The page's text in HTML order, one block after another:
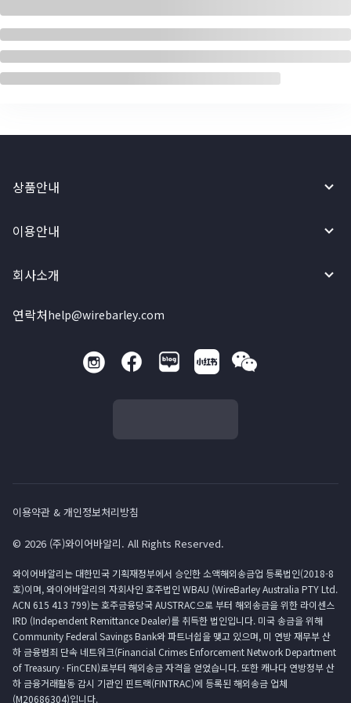
상품안내
이용안내
회사소개
연락처help@wirebarley.com
이용약관 & 개인정보처리방침
© 2026 (주)와이어바알리. All Rights Reserved.
와이어바알리는 대한민국 기획재정부에서 승인한 소액해외송금업 등록법인(2018-8
호)이며, 와이어바알리의 자회사인 호주법인 WBAU (WireBarley Australia PTY Ltd.
ACN 615 413 799)는 호주금융당국 AUSTRAC으로 부터 해외송금을 위한 라이센스
IRD (Independent Remittance Dealer)를 취득한 법인입니다. 미국 송금을 위해
Community Federal Savings Bank와 파트너쉽을 맺고 있으며, 미 연방 재무부 산
하 금융범죄 단속 네트워크(Financial Crimes Enforcement Network Department
of Treasury · FinCEN)로부터 해외송금 자격을 얻었습니다. 또한 캐나다 연방정부 산
하 금융거래활동 감시 기관인 핀트랙(FINTRAC)에 등록된 해외송금 업체
(M20686304)입니다.